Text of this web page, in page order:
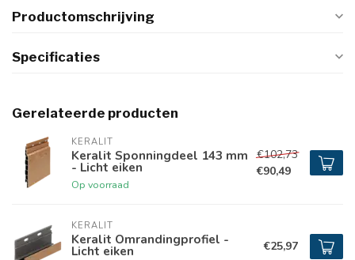
Productomschrijving
Specificaties
Gerelateerde producten
KERALIT
Keralit Sponningdeel 143 mm
- Licht eiken
Op voorraad
€102,73
€90,49
KERALIT
Keralit Omrandingprofiel -
Licht eiken €25,97